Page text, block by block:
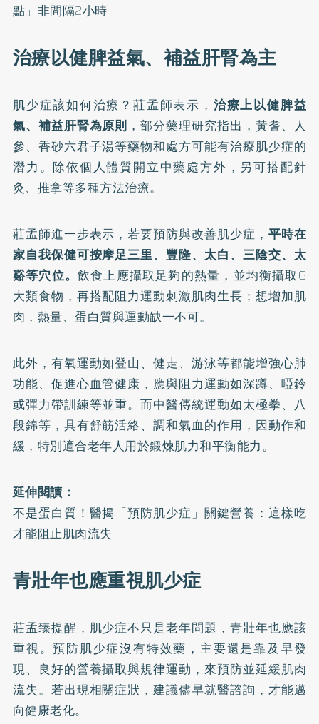
點」非間隔2小時
治療以健脾益氣、補益肝腎為主
肌少症該如何治療？莊孟師表示， 治療上以健脾益
氣、補益肝腎為原則 ，部分藥理研究指出，黃耆、人
參、香砂六君子湯等藥物和處方可能有治療肌少症的
潛力。除依個人體質開立中藥處方外，另可搭配針
灸、推拿等多種方法治療。
莊孟師進一步表示，若要預防與改善肌少症， 平時在
家自我保健可按摩足三里、豐隆、太白、三陰交、太
谿等穴位。 飲食上應攝取足夠的熱量，並均衡攝取6
大類食物，再搭配阻力運動刺激肌肉生長；想增加肌
肉，熱量、蛋白質與運動缺一不可。
此外，有氧運動如登山、健走、游泳等都能增強心肺
功能、促進心血管健康，應與阻力運動如深蹲、啞鈴
或彈力帶訓練等並重。而中醫傳統運動如太極拳、八
段錦等，具有舒筋活絡、調和氣血的作用，因動作和
緩，特別適合老年人用於鍛煉肌力和平衡能力。
延伸閱讀：
不是蛋白質！醫揭「預防肌少症」關鍵營養：這樣吃
才能阻止肌肉流失
青壯年也應重視肌少症
莊孟臻提醒，肌少症不只是老年問題，青壯年也應該
重視。預防肌少症沒有特效藥，主要還是靠及早發
現、良好的營養攝取與規律運動，來預防並延緩肌肉
流失。若出現相關症狀，建議儘早就醫諮詢，才能邁
向健康老化。